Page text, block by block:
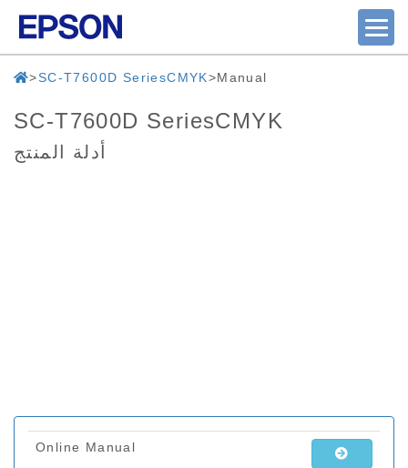
SC-T7600D SeriesCMYK Manual
SC-T7600D SeriesCMYK
أدلة المنتج